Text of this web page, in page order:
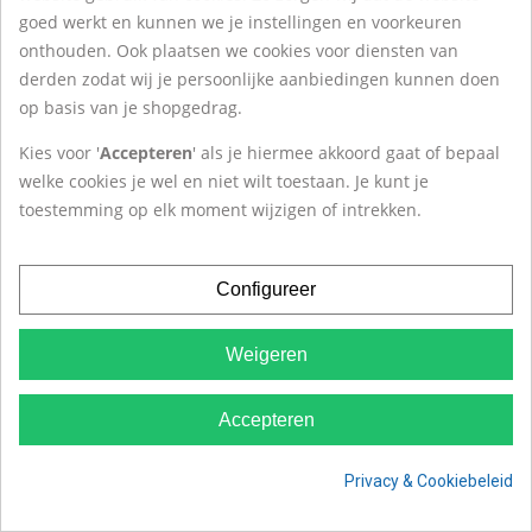
ZILVERSTAD
Dwarslepel Nijntje - Gratis gegraveerd
€ 17,06
-10%
goed werkt en kunnen we je instellingen en voorkeuren
onthouden. Ook plaatsen we cookies voor diensten van
derden zodat wij je persoonlijke aanbiedingen kunnen doen
op basis van je shopgedrag.
Kies voor 'Accepteren' als je hiermee akkoord gaat of bepaal
welke cookies je wel en niet wilt toestaan. Je kunt je
toestemming op elk moment wijzigen of intrekken.
Configureer
Weigeren
Accepteren
Privacy & Cookiebeleid